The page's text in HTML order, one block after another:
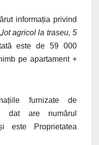
informația privind
lot agricol la traseu, 5
este de 59 000
pe apartament +
furnizate de
dat are numărul
este Proprietatea